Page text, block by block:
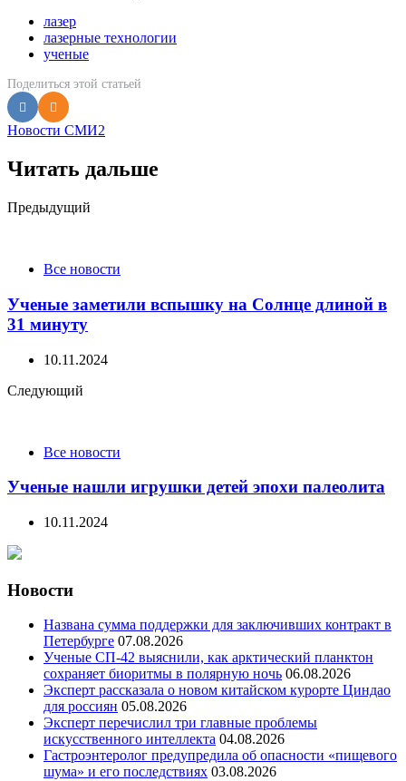
лазер
лазерные технологии
ученые
Поделиться этой статьей
Новости СМИ2
Читать дальше
Post
Предыдущий
Все новости
Ученые заметили вспышку на Солнце длиной в
31 минуту
10.11.2024
Следующий
Все новости
Ученые нашли игрушки детей эпохи палеолита
10.11.2024
Новости
Названа сумма поддержки для заключивших контракт в
Петербурге 07.08.2026
Ученые СП-42 выяснили, как арктический планктон
сохраняет биоритмы в полярную ночь 06.08.2026
Эксперт рассказала о новом китайском курорте Циндао
для россиян 05.08.2026
Эксперт перечислил три главные проблемы
искусственного интеллекта 04.08.2026
Гастроэнтеролог предупредила об опасности «пищевого
шума» и его последствиях 03.08.2026